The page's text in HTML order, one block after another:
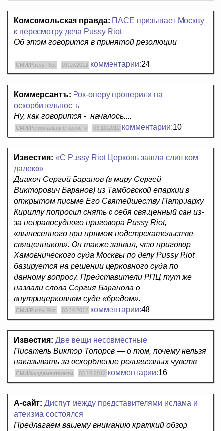
Комсомольская правда: ПАСЕ призывает Москву
к пересмотру дела Pussy Riot
Об этом говорится в принятой резолюции
СМИ/Pussy Riot 03.10.2012 комментарии:24
Коммерсантъ: Рок-оперу проверили на
оскорбительность
Ну, как говорится - началось....
СМИ/Региональные новости 03.10.2012 комментарии:10
Известия: «С Pussy Riot Церковь зашла слишком
далеко»
Диакон Сергий Баранов (в миру Сергей
Викторович Баранов) из Тамбовской епархии в
открытом письме Его Святейшеству Патриарху
Кириллу попросил снять с себя священный сан из-
за неправосудного приговора Pussy Riot,
«вынесенного при прямом подстрекательстве
священников». Он также заявил, что приговор
Хамовнического суда Москвы по делу Pussy Riot
базируется на решении церковного суда по
данному вопросу. Представители РПЦ тут же
назвали слова Сергия Баранова о
внутрицерковном суде «бредом».
СМИ/Pussy Riot 03.10.2012 комментарии:48
Известия: Две вещи несовместные
Писатель Виктор Топоров — о том, почему нельзя
наказывать за оскорбление религиозных чувств
СМИ/Фундаментализм 03.10.2012 комментарии:16
А-сайт: Диспут между представителями ислама и
атеизма состоялся
Предлагаем вашему вниманию краткий обзор